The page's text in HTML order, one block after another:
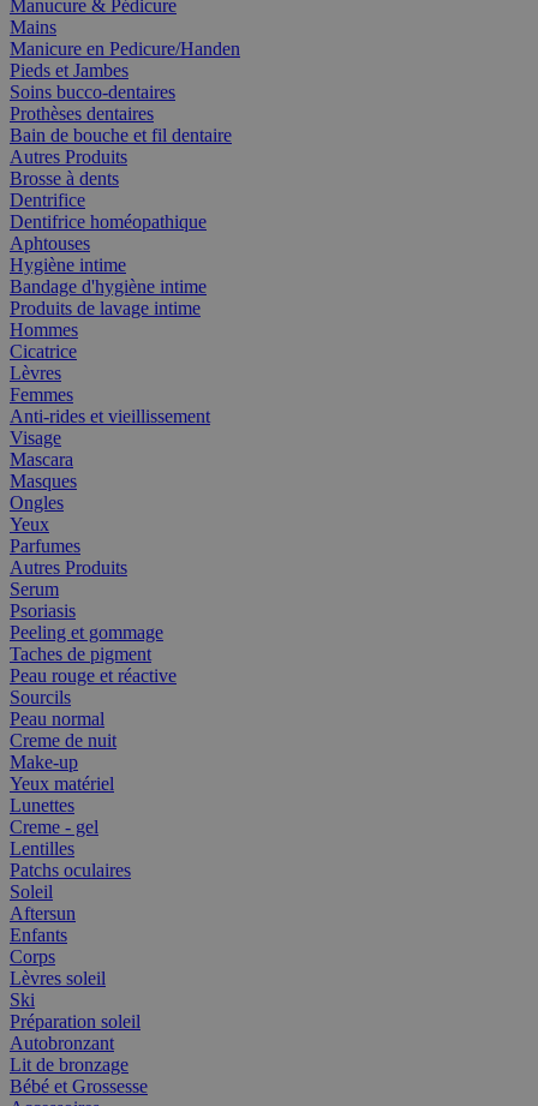
Manucure & Pédicure
Mains
Manicure en Pedicure/Handen
Pieds et Jambes
Soins bucco-dentaires
Prothèses dentaires
Bain de bouche et fil dentaire
Autres Produits
Brosse à dents
Dentrifice
Dentifrice homéopathique
Aphtouses
Hygiène intime
Bandage d'hygiène intime
Produits de lavage intime
Hommes
Cicatrice
Lèvres
Femmes
Anti-rides et vieillissement
Visage
Mascara
Masques
Ongles
Yeux
Parfumes
Autres Produits
Serum
Psoriasis
Peeling et gommage
Taches de pigment
Peau rouge et réactive
Sourcils
Peau normal
Creme de nuit
Make-up
Yeux matériel
Lunettes
Creme - gel
Lentilles
Patchs oculaires
Soleil
Aftersun
Enfants
Corps
Lèvres soleil
Ski
Préparation soleil
Autobronzant
Lit de bronzage
Bébé et Grossesse